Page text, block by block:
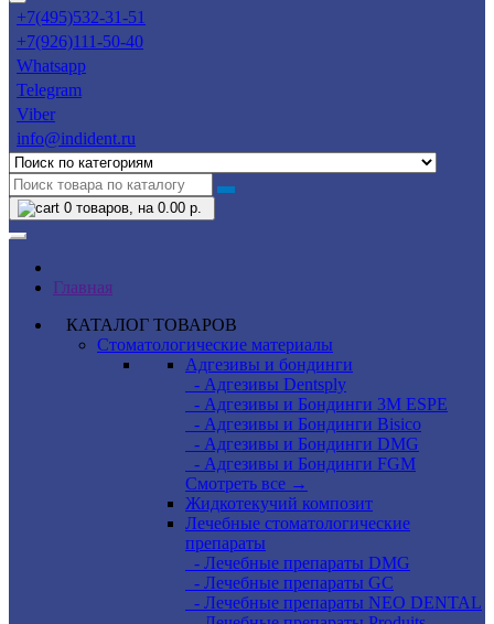
+7(495)532-31-51
+7(926)111-50-40
Whatsapp
Telegram
Viber
info@indident.ru
0 товаров, на 0.00 р.
Главная
КАТАЛОГ ТОВАРОВ
Стоматологические материалы
Адгезивы и бондинги
- Адгезивы Dentsply
- Адгезивы и Бондинги 3M ESPE
- Адгезивы и Бондинги Bisico
- Адгезивы и Бондинги DMG
- Адгезивы и Бондинги FGM
Смотреть все →
Жидкотекучий композит
Лечебные стоматологические
препараты
- Лечебные препараты DMG
- Лечебные препараты GC
- Лечебные препараты NEO DENTAL